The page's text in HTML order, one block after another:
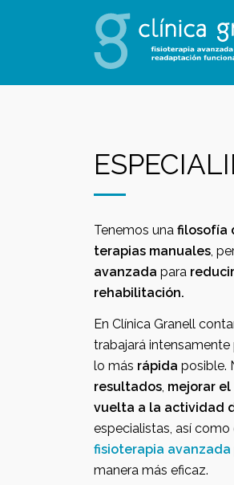
Tenemos una
terapias manuales,
avanzada para reducir los plazos de
rehabilitación.
En Clínica
lo más rápida
resultados,
vuelta a la actividad
fisioterapia avanzada
manera más eficaz.